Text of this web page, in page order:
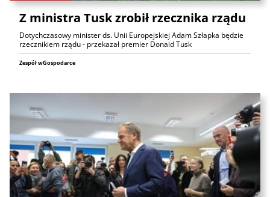
Z ministra Tusk zrobił rzecznika rządu
Dotychczasowy minister ds. Unii Europejskiej Adam Szłapka będzie
rzecznikiem rządu - przekazał premier Donald Tusk
Zespół wGospodarce